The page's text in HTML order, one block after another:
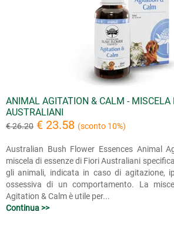
ANIMAL AGITATION & CALM - MISCELA
AUSTRALIANI
€ 26.20 € 23.58 (sconto 10%)
Australian Bush Flower Essences Animal
miscela di essenze di Fiori Australiani
gli animali, indicata in caso di agitazione,
ossessiva di un comportamento. La
Agitation & Calm è utile per...
Continua >>